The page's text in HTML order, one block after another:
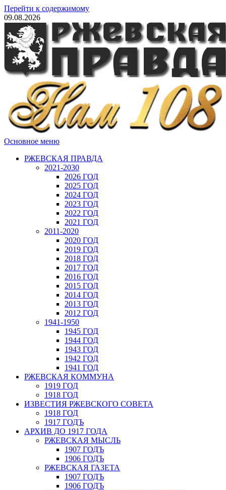
Перейти к содержимому
09.08.2026
Основное меню
РЖЕВСКАЯ ПРАВДА
2021-2030
2026 ГОД
2025 ГОД
2024 ГОД
2023 ГОД
2022 ГОД
2021 ГОД
2011-2020
2020 ГОД
2019 ГОД
2018 ГОД
2017 ГОД
2016 ГОД
2015 ГОД
2014 ГОД
2013 ГОД
2012 ГОД
1941-1950
1945 ГОД
1944 ГОД
1943 ГОД
1942 ГОД
1941 ГОД
РЖЕВСКАЯ КОММУНА
1919 ГОД
1918 ГОД
ИЗВЕСТИЯ РЖЕВСКОГО СОВЕТА
1918 ГОД
1917 ГОДЪ
АРХИВ ДО 1917 ГОДА
РЖЕВСКАЯ МЫСЛЬ
1907 ГОДЪ
1906 ГОДЪ
РЖЕВСКАЯ ГАЗЕТА
1907 ГОДЪ
1906 ГОДЪ